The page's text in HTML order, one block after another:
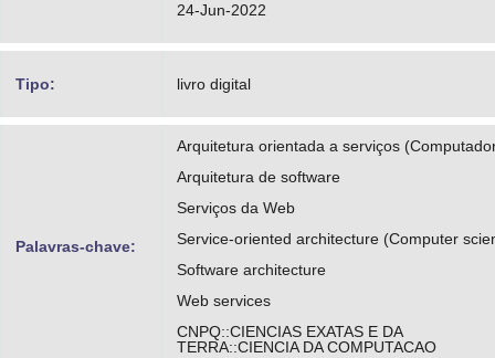
24-Jun-2022
Tipo: livro digital
Palavras-chave:
Arquitetura orientada a serviços
Arquitetura de software
Serviços da Web
Service-oriented architecture (Computer
Software architecture
Web services
CNPQ::CIENCIAS EXATAS E DA
TERRA::CIENCIA DA COMPUTACAO